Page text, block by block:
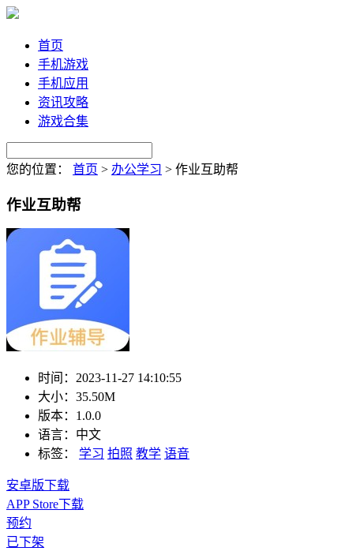
首页
手机游戏
手机应用
资讯攻略
游戏合集
您的位置： 首页 > 办公学习 > 作业互助帮
作业互助帮
时间： 2023-11-27 14:10:55
大小： 35.50M
版本： 1.0.0
语言： 中文
标签：
学习 拍照 教学 语音
安卓版下载
APP Store下载
预约
已下架